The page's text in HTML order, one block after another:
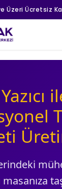
Üzeri Ücretsiz
masanıza